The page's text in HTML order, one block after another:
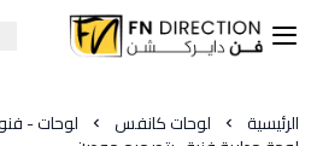
فن دايركشن
الرئيسية لوحات كانفس لوحات -